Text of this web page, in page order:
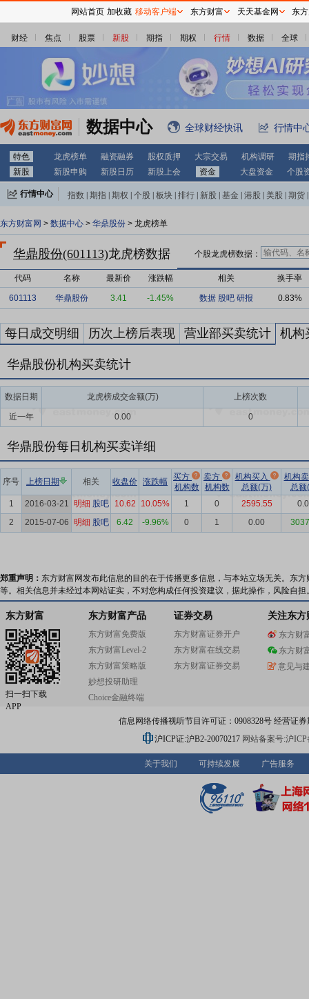
财经 焦点 股票 新股 期指 期权 行情 数据 全球
数据中心 全球财经快讯 行情中
特色 龙虎榜单 融资融券 股权质押 大宗交易 机构调研
期指
新股
新股申购 新股日历 新股上会 资金 大盘资金 个股
行情中心 指数 期指 期权 个股 板块 排行 新股 基金 港股 美股 期货
东方财富网 > 数据中心 > 华鼎股份 > 龙虎榜单
华鼎股份(601113)龙虎榜数据 个股龙虎榜数据：
代码 名称 最新价 涨跌幅 相关 换手率
601113 华鼎股份 3.41 -1.45% 数据 股吧 研报 0.83%
每日成交明细 历次上榜后表现 营业部买卖统计 机构
华鼎股份机构买卖统计
数据日期 龙虎榜成交金额(万) 上榜次数
近一年 0.00 0
华鼎股份每日机构买卖详细
序号 上榜日期 相关 收盘价 涨跌幅
买方
机构数
卖方
机构数
机构买入
总额(万)
机构
总额
1
2016-03-21 明细 股吧 10.62 10.05% 1 0 2595.55
2
2015-07-06 明细 股吧 6.42 -9.96% 0 1 0.00
郑重声明： 东方财富网发布此信息的目的在于传播更多信息，与本站立场无关。东
等。相关信息并未经过本网站证实，不对您构成任何投资建议，据此操作，风险自担
网站首页 加收藏 移动客户端 东方财富 天天基金网 东